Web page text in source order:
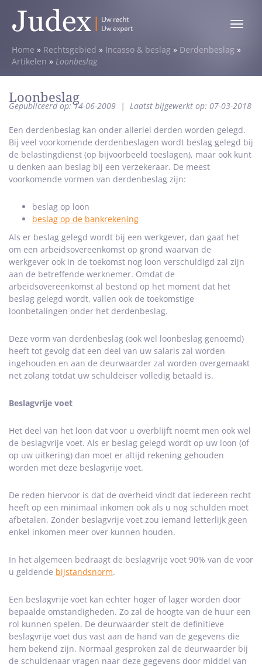
Toggle
Home » Rechtsgebied » Incasso & beslag » Derdenbeslag »
Artikelen » Loonbeslag
Loonbeslag
Gepubliceerd op: 14-06-2009 | Laatst bijgewerkt op: 07-03-2018
Een derdenbeslag kan onder allerlei derden worden gelegd.
Bij veel voorkomende derdenbeslagen wordt beslag gelegd bij
de belastingdienst (op bijvoorbeeld toeslagen), maar ook kunt
u denken aan beslag bij een verzekeraar. De meest
voorkomende vormen van derdenbeslag zijn:
beslag op loon
beslag op de bankrekening
Als er beslag gelegd wordt bij een werkgever, dan gaat het
om een arbeidsovereenkomst op grond waarvan de
werkgever ook in de toekomst nog loon verschuldigd zal zijn
aan de betreffende werknemer. Omdat de
arbeidsovereenkomst al bestond op het moment dat het
beslag gelegd wordt, vallen ook de toekomstige
loonbetalingen onder het derdenbeslag.
Deze vorm van derdenbeslag (ook wel loonbeslag genoemd)
heeft tot gevolg dat een deel van uw salaris zal worden
ingehouden en aan de deurwaarder zal worden overgemaakt
net zolang totdat uw schuldeiser volledig betaald is.
Beslagvrije voet
Het deel van het loon dat voor u overblijft noemt men ook wel
de beslagvrije voet. Als er beslag gelegd wordt op uw loon (of
op uw uitkering) dan moet er altijd rekening gehouden
worden met deze beslagvrije voet.
De reden hiervoor is dat de overheid vindt dat iedereen recht
heeft op een minimaal inkomen ook als u nog schulden moet
afbetalen. Zonder beslagvrije voet zou iemand letterlijk geen
enkel inkomen meer over kunnen houden.
In het algemeen bedraagt de beslagvrije voet 90% van de voor
u geldende bijstandsnorm.
Een beslagvrije voet kan echter hoger of lager worden door
bepaalde omstandigheden. Zo zal de hoogte van de huur een
rol kunnen spelen. De deurwaarder stelt de definitieve
beslagvrije voet dus vast aan de hand van de gegevens die
hem bekend zijn. Normaal gesproken zal de deurwaarder bij
de schuldenaar vragen naar deze gegevens door middel van